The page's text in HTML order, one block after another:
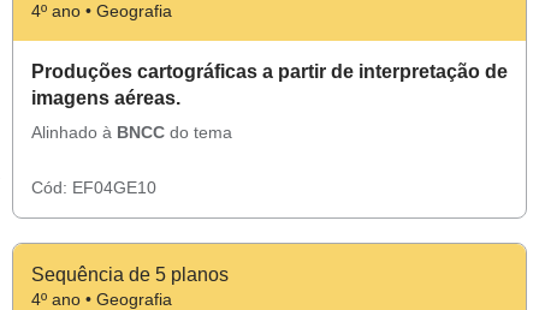
4º ano • Geografia
Produções cartográficas a partir de interpretação de
imagens aéreas.
Alinhado à BNCC do tema
Cód: EF04GE10
Sequência de 5 planos
4º ano • Geografia